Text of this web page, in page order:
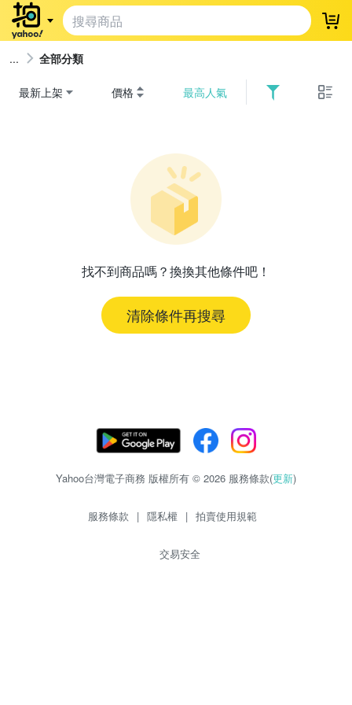
登
全部分類
最新上架 價格 最高人氣
找不到商品嗎？換換其他條件吧！
清除條件再搜尋
Yahoo台灣電子商務 版權所有 © 2026 服務條款(更新)
服務條款 | 隱私權 | 拍賣使用規範
交易安全